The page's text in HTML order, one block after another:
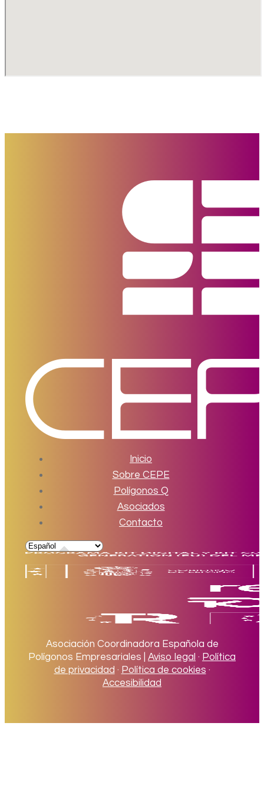
Inicio
Sobre CEPE
Polígonos Q
Asociados
Contacto
Asociación Coordinadora Española de
Polígonos Empresariales | Aviso legal · Política
de privacidad · Política de cookies ·
Accesibilidad